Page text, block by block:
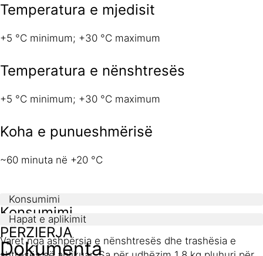
Temperatura e mjedisit
+5 °C minimum; +30 °C maximum
Temperatura e nënshtresës
+5 °C minimum; +30 °C maximum
Koha e punueshmërisë
~60 minuta në +20 °C
Konsumimi
Konsumimi
Varet nga ashpërsia e nënshtresës dhe trashësia e
Hapat e aplikimit
PËRZIERJA
Dokumenta